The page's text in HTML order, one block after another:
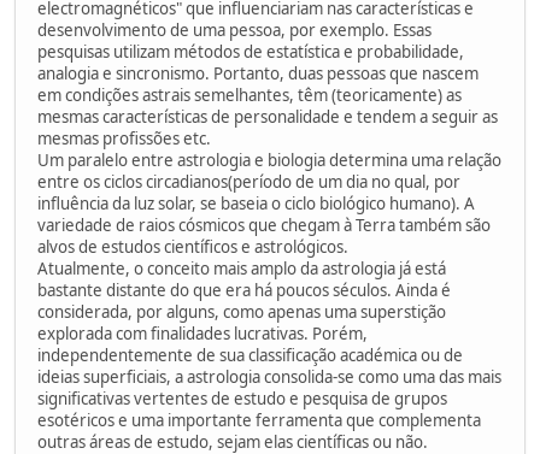
electromagnéticos" que influenciariam nas características e
desenvolvimento de uma pessoa, por exemplo. Essas
pesquisas utilizam métodos de estatística e probabilidade,
analogia e sincronismo. Portanto, duas pessoas que nascem
em condições astrais semelhantes, têm (teoricamente) as
mesmas características de personalidade e tendem a seguir as
mesmas profissões etc.
Um paralelo entre astrologia e biologia determina uma relação
entre os ciclos circadianos(período de um dia no qual, por
influência da luz solar, se baseia o ciclo biológico humano). A
variedade de raios cósmicos que chegam à Terra também são
alvos de estudos científicos e astrológicos.
Atualmente, o conceito mais amplo da astrologia já está
bastante distante do que era há poucos séculos. Ainda é
considerada, por alguns, como apenas uma superstição
explorada com finalidades lucrativas. Porém,
independentemente de sua classificação académica ou de
ideias superficiais, a astrologia consolida-se como uma das mais
significativas vertentes de estudo e pesquisa de grupos
esotéricos e uma importante ferramenta que complementa
outras áreas de estudo, sejam elas científicas ou não.